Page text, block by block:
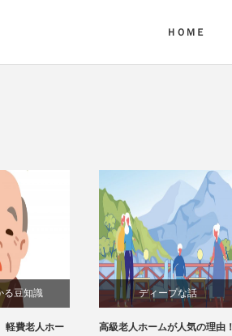
ＨＯＭＥ
る豆知識
軽費老人ホー
ディープな話
高級老人ホームが人気の理由！